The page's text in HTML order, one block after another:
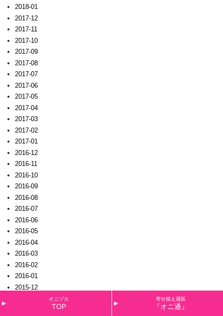
2018-01
2017-12
2017-11
2017-10
2017-09
2017-08
2017-07
2017-06
2017-05
2017-04
2017-03
2017-02
2017-01
2016-12
2016-11
2016-10
2016-09
2016-08
2016-07
2016-06
2016-05
2016-04
2016-03
2016-02
2016-01
2015-12
オニヅカ
TOP
寄せ植え通販
『オニ通』